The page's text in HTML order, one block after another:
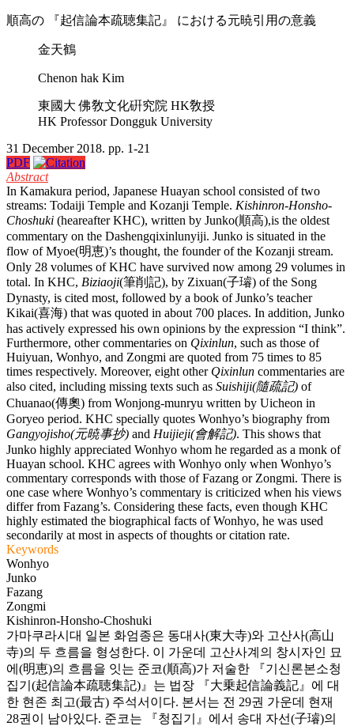
順高の 『起信論本疏聴集記』 における元暁引用の意義
金天鶴
Chenon hak Kim
東國大 佛敎文化硏究院 HK敎授
HK Professor Dongguk University
31 December 2018. pp. 1-21
PDF
Abstract
In Kamakura period, Japanese Huayan school consisted of two
streams: Todaiji Temple and Kozanji Temple. Kishinron-Honsho-
Choshuki (heareafter KHC), written by Junko(順高),is the oldest
commentary on the Dashengqixinlunyiji. Junko is situated in the
flow of Myoe(明恵)’s thought, the founder of the Kozanji stream.
Only 28 volumes of KHC have survived now among 29 volumes in
total. In KHC, Biziaoji(筆削記), by Zixuan(子璿) of the Song
Dynasty, is cited most, followed by a book of Junko’s teacher
Kikai(喜海) that was quoted in about 700 places. In addition, Junko
has actively expressed his own opinions by the expression “I think”.
Furthermore, other commentaries on Qixinlun, such as those of
Huiyuan, Wonhyo, and Zongmi are quoted from 75 times to 85
times respectively. Moreover, eight other Qixinlun commentaries are
also cited, including missing texts such as Suishiji(隨疏記) of
Chuanao(傳奧) from Wonjong-munryu written by Uicheon in
Goryeo period. KHC specially quotes Wonhyo’s biography from
Gangyojisho(元暁事抄) and Huijieji(會解記). This shows that
Junko highly appreciated Wonhyo whom he regarded as a monk of
Huayan school. KHC agrees with Wonhyo only when Wonhyo’s
commentary corresponds with those of Fazang or Zongmi. There is
one case where Wonhyo’s commentary is criticized when his views
differ from Fazang’s. Considering these facts, even though KHC
highly estimated the biographical facts of Wonhyo, he was used
secondarily at most in aspects of thoughts or citation rate.
Keywords
Wonhyo
Junko
Fazang
Zongmi
Kishinron-Honsho-Choshuki
가마쿠라시대 일본 화엄종은 동대사(東大寺)와 고산사(高山
寺)의 두 흐름을 형성한다. 이 가운데 고산사계의 창시자인 묘
에(明恵)의 흐름을 잇는 준코(順高)가 저술한 『기신론본소청
집기(起信論本疏聴集記)』는 법장 『大乗起信論義記』에 대
한 현존 최고(最古) 주석서이다. 본서는 전 29권 가운데 현재
28권이 남아있다. 준코는 『청집기』에서 송대 자선(子璿)의